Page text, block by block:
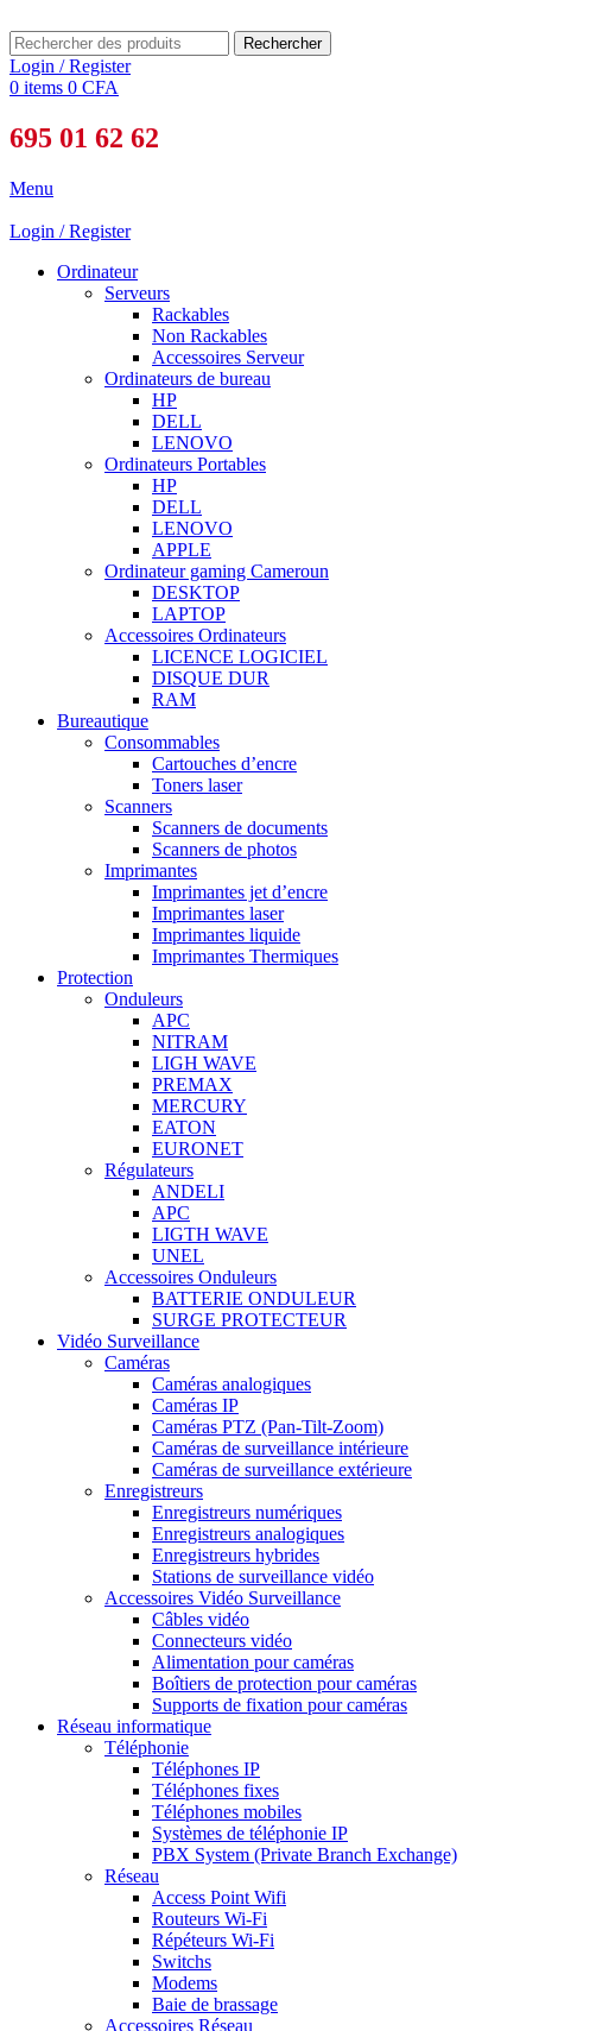
Rechercher
Login / Register
0 items 0 CFA
695 01 62 62
Menu
Login / Register
Ordinateur
Serveurs
Rackables
Non Rackables
Accessoires Serveur
Ordinateurs de bureau
HP
DELL
LENOVO
Ordinateurs Portables
HP
DELL
LENOVO
APPLE
Ordinateur gaming Cameroun
DESKTOP
LAPTOP
Accessoires Ordinateurs
LICENCE LOGICIEL
DISQUE DUR
RAM
Bureautique
Consommables
Cartouches d’encre
Toners laser
Scanners
Scanners de documents
Scanners de photos
Imprimantes
Imprimantes jet d’encre
Imprimantes laser
Imprimantes liquide
Imprimantes Thermiques
Protection
Onduleurs
APC
NITRAM
LIGH WAVE
PREMAX
MERCURY
EATON
EURONET
Régulateurs
ANDELI
APC
LIGTH WAVE
UNEL
Accessoires Onduleurs
BATTERIE ONDULEUR
SURGE PROTECTEUR
Vidéo Surveillance
Caméras
Caméras analogiques
Caméras IP
Caméras PTZ (Pan-Tilt-Zoom)
Caméras de surveillance intérieure
Caméras de surveillance extérieure
Enregistreurs
Enregistreurs numériques
Enregistreurs analogiques
Enregistreurs hybrides
Stations de surveillance vidéo
Accessoires Vidéo Surveillance
Câbles vidéo
Connecteurs vidéo
Alimentation pour caméras
Boîtiers de protection pour caméras
Supports de fixation pour caméras
Réseau informatique
Téléphonie
Téléphones IP
Téléphones fixes
Téléphones mobiles
Systèmes de téléphonie IP
PBX System (Private Branch Exchange)
Réseau
Access Point Wifi
Routeurs Wi-Fi
Répéteurs Wi-Fi
Switchs
Modems
Baie de brassage
Accessoires Réseau